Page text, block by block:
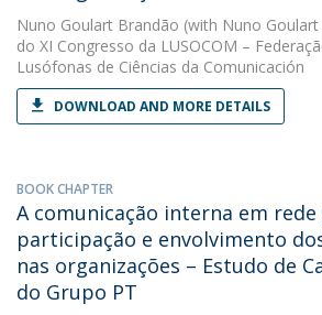
Nuno Goulart Brandão (with Nuno
do XI Congresso da LUSOCOM –
Lusófonas de Ciências da Comunicación
DOWNLOAD AND MORE DETAILS
BOOK CHAPTER
A comunicação interna em
participação e envolvimento
nas organizações – Estudo de
do Grupo PT